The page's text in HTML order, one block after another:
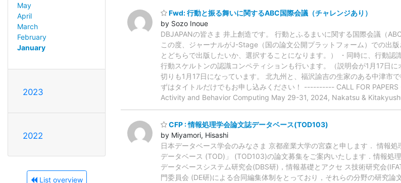
May
April
March
February
January
2023
2022
List overview
Fwd: 行動と振る舞いに関するABC国際会議（チャレンジあり）
by Sozo Inoue
DBJAPANの皆さま 井上創造です。 行動とふるまいに関する国際会議（
この度、ジャーナルがJ-Stage（国の論文公開プラットフォーム）での出
とどちらで出版したいか、選択することになります。） ・同時に、行動
行動スケルトンの認識コンペティションも行います。（説明会が1月17日
切りも1月17日になっています。 北九州と、福沢諭吉の生家のある中津市
ずはタイトルだけでもお申し込みください！ ---------- CALL FOR
Activity and Behavior Computing May 29-31, 2024, Nakatsu &
CFP : 情報処理学会論文誌データベース(TOD103)
by Miyamori, Hisashi
日本データベース学会のみなさま 京都産業大学の宮森と申します． 情報
データベース (TOD)」 (TOD103)の論文募集をご案内いたします．情報処
データベースシステム研究会(DBS研)，情報基礎とアクセ ス技術研究会
門委員会 (DE研)による合同編集体制をとっており，それらの分野の研究論